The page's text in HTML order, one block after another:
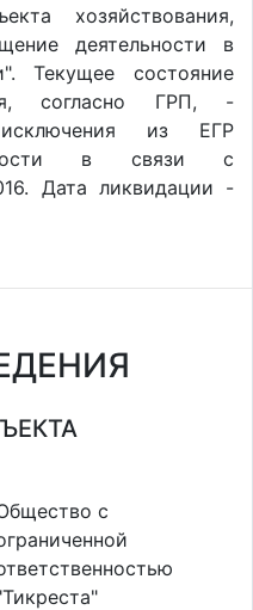
хозяйствования,
деятельности в
Текущее состояние
согласно ГРП, -
из ЕГР
в связи с
Дата ликвидации -
с